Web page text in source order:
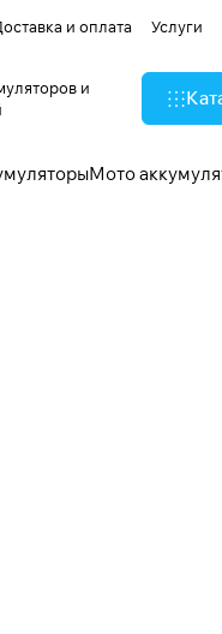
и оплата Услуги
и
Мото